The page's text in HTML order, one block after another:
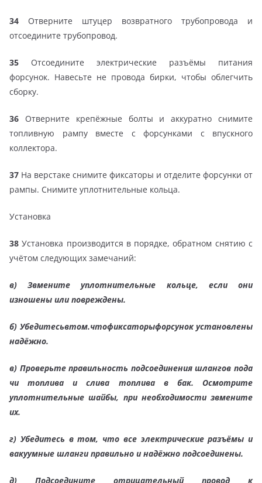
34 Отверните штуцер возвратного трубопровода и
отсоедините трубопровод.
35 Отсоедините электрические разъёмы питания
форсунок. Навесьте не провода бирки, чтобы облегчить
сборку.
36 Отверните крепёжные болты и аккуратно снимите
топливную рампу вместе с форсунками с впускного
коллектора.
37 На верстаке снимите фиксаторы и отделите форсунки от
рампы. Снимите уплотнительные кольца.
Установка
38 Установка производится в порядке, обратном снятию с
учётом следующих замечаний:
в) Звмените уплотнительные кольце, если они
изношены или повреждены.
б) Убедитесьвтом.чтофиксаторыфорсунок установлены
надёжно.
в) Проверьте правильность подсоединения шлангов пода
чи топлива и слива топлива в бак. Осмотрите
уплотнительные шайбы, при необходимости звмените
их.
г) Убедитесь в том, что все электрические разъёмы и
вакуумные шланги правильно и надёжно подсоединены.
д) Подсоедините отрицательный провод к